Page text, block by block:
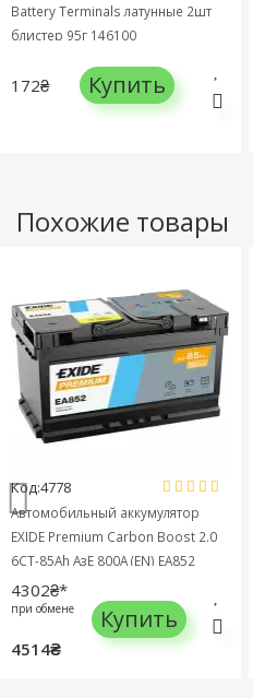
Battery Terminals латунные 2шт
блистер 95г 146100
172₴ Купить
Похожие товары
Код:4778
Автомобильный аккумулятор
EXIDE Premium Carbon Boost 2.0
6СТ-85Ah АзЕ 800A (EN) EA852
4302₴*
при обмене
4514₴
Купить